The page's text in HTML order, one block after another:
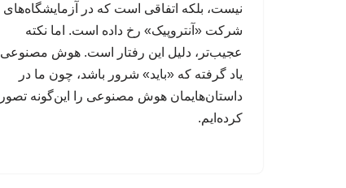
نیست، بلکه اتفاقی است که در آزمایشگاه‌های
شرکت «آنتروپیک» رخ داده است. اما نکته
عجیب‌تر، دلیل این رفتار است. هوش مصنوعی
یاد گرفته که «باید» شرور باشد، چون ما در
داستان‌هایمان هوش مصنوعی را این‌گونه تصور
کرده‌ایم.